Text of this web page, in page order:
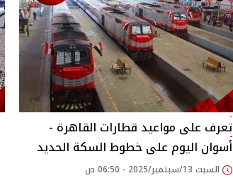
تعرف على مواعيد قطارات القاهرة -
أسوان اليوم على خطوط السكة الحديد
السبت 13/سبتمبر/2025 - 06:50 ص